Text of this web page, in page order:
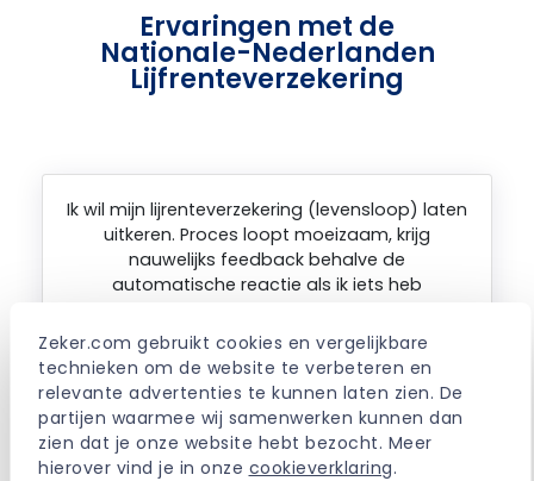
Zeker.com gebruikt cookies en vergelijkbare
technieken om de website te verbeteren en
relevante advertenties te kunnen laten zien. De
partijen waarmee wij samenwerken kunnen dan
zien dat je onze website hebt bezocht. Meer
hierover vind je in onze cookieverklaring.
Ervaringen met de
Nationale-Nederlanden
Lijfrenteverzekering
Ik wil mijn lijrenteverzekering (levensloop) laten
uitkeren. Proces loopt moeizaam, krijg
nauwelijks feedback behalve de
automatische reactie als ik iets heb
nu ok is. Op mijn email vraag wordt niet
geantwoord. Slecht voor zo’n grote
verzekeraar, jammer dat ze het klantcontact
niet de hoogste prio geven. Arrogantie van de
grootste zijn: ze hebben je toch niet nodig
kennelijk.